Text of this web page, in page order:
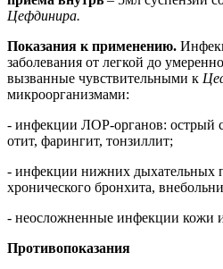
Цефдинира.
Показания к применению.
заболевания от легкой до
вызванные чувствительными к
микроорганизмами:
- инфекции ЛОР-органов: острый
отит, фарингит, тонзиллит;
- инфекции нижних дыхательных
хронического бронхита,
- неосложненные инфекции кожи
Противопоказания